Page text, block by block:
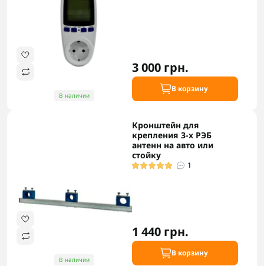
В наличии
3 000 грн.
В корзину
В наличии
Кронштейн для
крепления 3-х РЭБ
антенн на авто или
стойку
1
1 440 грн.
В корзину